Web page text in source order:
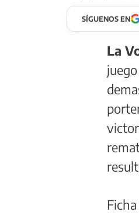
SÍGUENOS EN
La